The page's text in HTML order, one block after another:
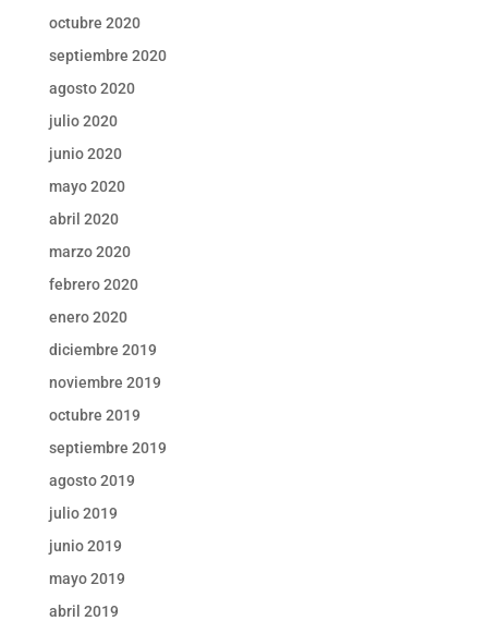
octubre 2020
septiembre 2020
agosto 2020
julio 2020
junio 2020
mayo 2020
abril 2020
marzo 2020
febrero 2020
enero 2020
diciembre 2019
noviembre 2019
octubre 2019
septiembre 2019
agosto 2019
julio 2019
junio 2019
mayo 2019
abril 2019